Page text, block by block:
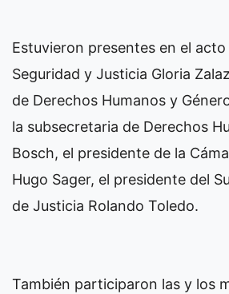
Estuvieron presentes en el
Seguridad y Justicia Gloria
de Derechos Humanos y
la subsecretaria de Derechos
Bosch, el presidente de la
Hugo Sager, el presidente del
de Justicia Rolando Toledo.
También participaron las y los